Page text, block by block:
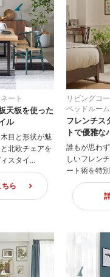
ート
天板を使った
ル
目と形状が魅
北欧チェアを
スタイ...
ら
リビングコ
ベッドルー
フレンチス
トで優雅な
誰もが思わ
しいフレン
ート術を特